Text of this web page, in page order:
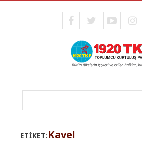
facebooktwitter
Ara
ETIKET:Kavel